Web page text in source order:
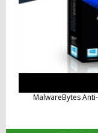
MalwareBytes